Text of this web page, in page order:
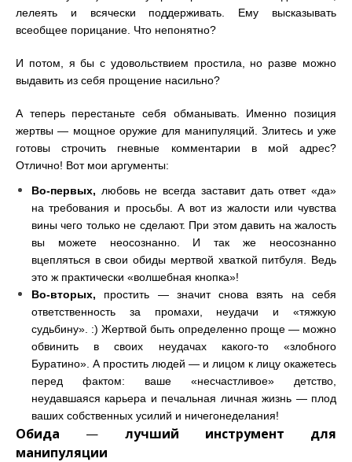
лелеять и всячески поддерживать. Ему высказывать
всеобщее порицание. Что непонятно?
И потом, я бы с удовольствием простила, но разве можно
выдавить из себя прощение насильно?
А теперь перестаньте себя обманывать. Именно позиция
жертвы— мощное оружие для манипуляций. Злитесь и уже
готовы строчить гневные комментарии в мой адрес?
Отлично! Вот мои аргументы:
Во-первых, любовь не всегда заставит дать ответ «да»
на требования и просьбы. А вот из жалости или чувства
вины чего только не сделают. При этом давить на жалость
вы можете неосознанно. И так же неосознанно
вцепляться в свои обиды мертвой хваткой питбуля. Ведь
это ж практически «волшебная кнопка»!
Во-вторых, простить —значит снова взять на себя
ответственность за промахи, неудачи и «тяжкую
судьбину». :) Жертвой быть определенно проще —можно
обвинить в своих неудачах какого-то «злобного
Буратино». А простить людей — и лицом к лицу окажетесь
перед фактом: ваше «несчастливое» детство,
неудавшаяся карьера и печальная личная жизнь —плод
ваших собственных усилий и ничегонеделания!
Обида — лучший инструмент для
манипуляции